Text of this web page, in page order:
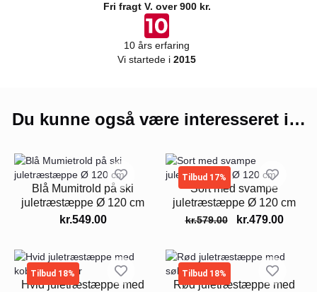
Fri fragt V. over 900 kr.
10 års erfaring
Vi startede i 2015
Du kunne også være interesseret i…
Blå Mumitrold på ski
juletræstæppe Ø 120 cm
kr.549.00
Tilbud 17%
Sort med svampe
juletræstæppe Ø 120 cm
kr.579.00 kr.479.00
Tilbud 18%
Hvid juletræstæppe med
Tilbud 18%
Rød juletræstæppe med